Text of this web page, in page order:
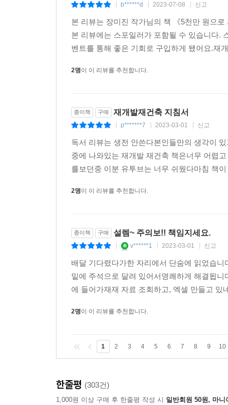
b******d 2023-07-08 신고
본 리뷰는 장미진 작가님의 책 《5천만 원으
본 리뷰에는 스포일러가 포함될 수 있습니다.
벤트를 통해 좋은 기회로 구입하게 됐어요.재
2명이 이 리뷰를 추천합니다.
종이책 구매 재개발재건축 지침서
p*******7 2023-03-01 신고
독서 리뷰는 생전 안쓴다본인들만의 생각이
중에 나와있는 재개발 재건축 책은너무 어렵
를보던중 이분 유투브는 너무 쉬웠다마침 책
2명이 이 리뷰를 추천합니다.
종이책 구매 설렘~ 주의보!! 책임지세요.
v******1 2023-03-01 신고
배달 기다렸다가한 자리에서 단숨에 읽었습
밑에 주석으로 달려 있어서명쾌하게 해결됩
에 들어가재재 자료 조회하고, 엑셀 만들고
2명이 이 리뷰를 추천합니다.
1 2 3 4 5 6 7 8 9 10
한줄평 (303건)
1,000원 이상 구매 후 한줄평 작성 시 일반회원 50원, 마니